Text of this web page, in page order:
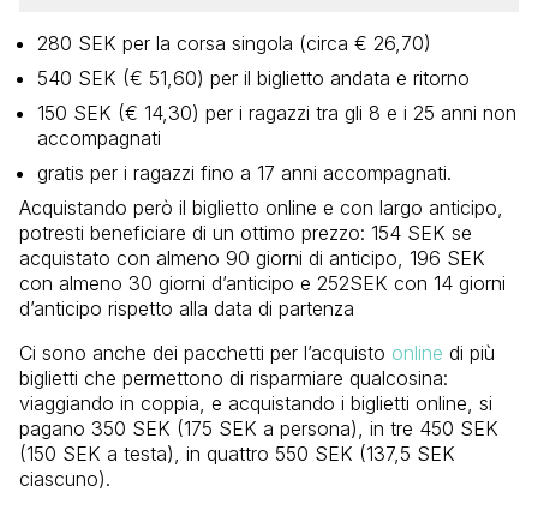
280 SEK per la corsa singola (circa € 26,70)
540 SEK (€ 51,60) per il biglietto andata e ritorno
150 SEK (€ 14,30) per i ragazzi tra gli 8 e i 25 anni non
accompagnati
gratis per i ragazzi fino a 17 anni accompagnati.
Acquistando però il biglietto online e con largo anticipo,
potresti beneficiare di un ottimo prezzo: 154 SEK se
acquistato con almeno 90 giorni di anticipo, 196 SEK
con almeno 30 giorni d’anticipo e 252SEK con 14 giorni
d’anticipo rispetto alla data di partenza
Ci sono anche dei pacchetti per l’acquisto online di più
biglietti che permettono di risparmiare qualcosina:
viaggiando in coppia, e acquistando i biglietti online, si
pagano 350 SEK (175 SEK a persona), in tre 450 SEK
(150 SEK a testa), in quattro 550 SEK (137,5 SEK
ciascuno).